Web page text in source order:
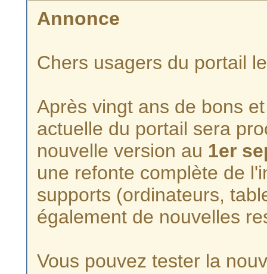
Annonce
Chers usagers du portail
Après vingt ans de bons
actuelle du portail sera
nouvelle version au 1er
une refonte complète de
supports (ordinateurs,
également de nouvelles
Vous pouvez tester la